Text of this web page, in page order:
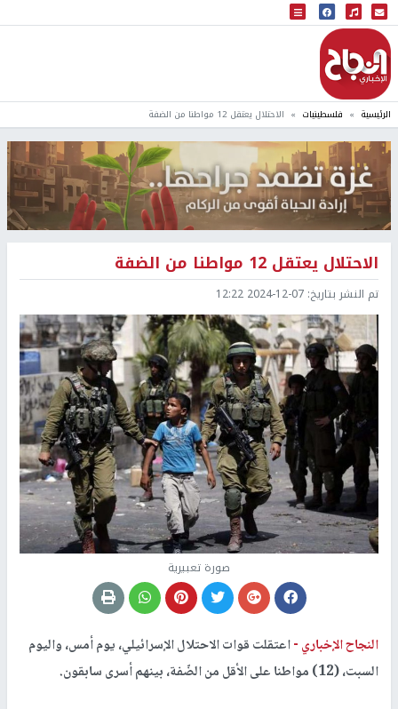
البث المباشر
إذاعة النجاح
الرئيسية فلسطينيات الاحتلال يعتقل 12 مواطنا من الضفة
الاحتلال يعتقل 12 مواطنا من الضفة
تم النشر بتاريخ: 2024-12-07 12:22
صورة تعبيرية
النجاح الإخباري -اعتقلت قوات الاحتلال الإسرائيلي، يوم أمس، واليوم
السبت، (12) مواطنا على الأقل من الضّفة، بينهم أسرى سابقون.